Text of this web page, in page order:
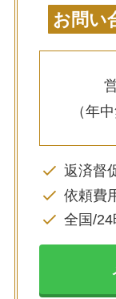
お問い
（年
返済督
依頼費
全国/